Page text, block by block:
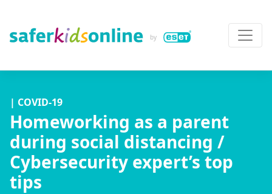
| COVID-19
Homeworking as a parent
during social distancing /
Cybersecurity expert’s top
tips